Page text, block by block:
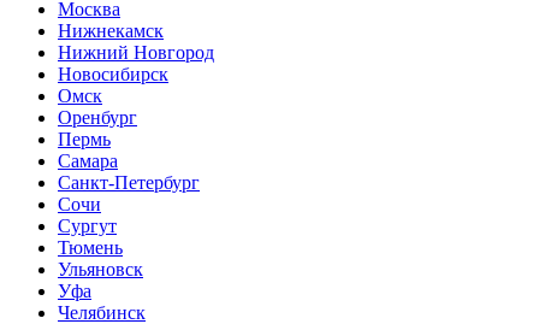
Москва
Нижнекамск
Нижний Новгород
Новосибирск
Омск
Оренбург
Пермь
Самара
Санкт-Петербург
Сочи
Сургут
Тюмень
Ульяновск
Уфа
Челябинск